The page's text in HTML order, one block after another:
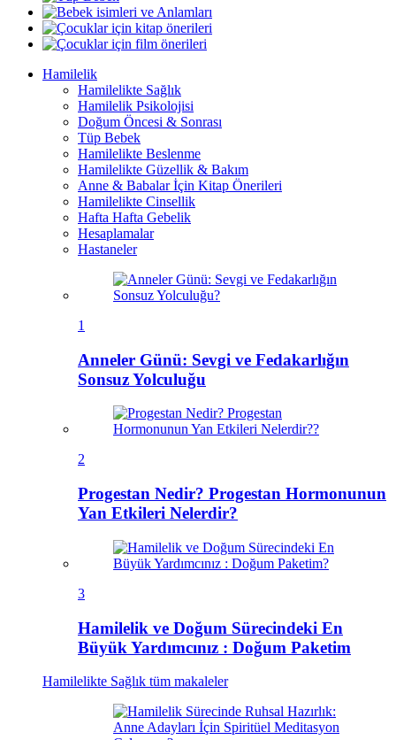
Hamilelik
Hamilelikte Sağlık
Hamilelik Psikolojisi
Doğum Öncesi & Sonrası
Tüp Bebek
Hamilelikte Beslenme
Hamilelikte Güzellik & Bakım
Anne & Babalar İçin Kitap Önerileri
Hamilelikte Cinsellik
Hafta Hafta Gebelik
Hesaplamalar
Hastaneler
1
Anneler Günü: Sevgi ve Fedakarlığın
Sonsuz Yolculuğu
2
Progestan Nedir? Progestan Hormonunun
Yan Etkileri Nelerdir?
3
Hamilelik ve Doğum Sürecindeki En
Büyük Yardımcınız : Doğum Paketim
Hamilelikte Sağlık tüm makaleler